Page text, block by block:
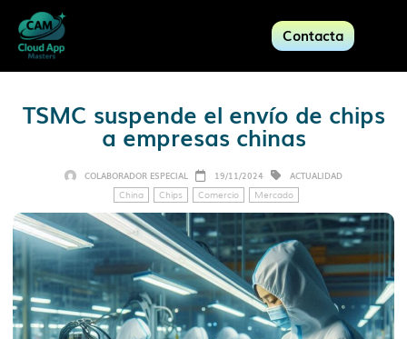
Contacta
TSMC suspende el envío de chips
a empresas chinas
COLABORADOR ESPECIAL 19/11/2024 ACTUALIDAD
China Chips Comercio Mercado